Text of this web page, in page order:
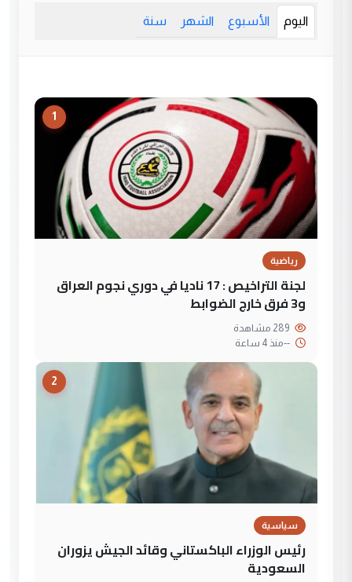
اليوم الأسبوع الشهر سنة
1
رياضية
لجنة التراخيص : 17 ناديا في دوري نجوم العراق
و3 فرق خارج الضوابط
--منذ 4 ساعة
2
سياسية
رئيس الوزراء الباكستاني وقائد الجيش يزوران
السعودية